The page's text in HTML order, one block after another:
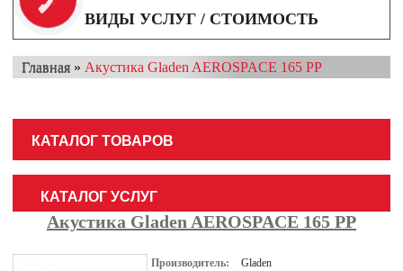
ВИДЫ УСЛУГ / СТОИМОСТЬ
НАВИГАТОРЫ
ПАРКОВОЧНЫЕ СИСТЕМЫ
ТОНИРОВАНИЕ / БРОНИРОВАНИЕ
Главная » Акустика Gladen AEROSPACE 165 PP
КАТАЛОГ ТОВАРОВ
КАТАЛОГ УСЛУГ
Акустика Gladen AEROSPACE 165 PP
Производитель:
Gladen
ЗВ'ЯЗКУ